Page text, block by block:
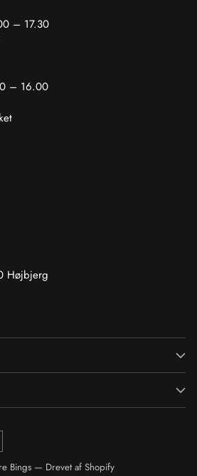
– 17.30
– 16.00
Højbjerg
Bings — Drevet af Shopify